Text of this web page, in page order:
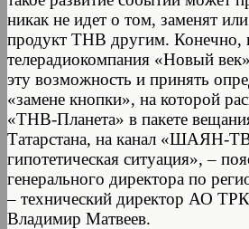
никак не идет о том, заменят
продукт ТНВ другим. Конечно,
телерадиокомпания «Новый
эту возможность и принять
«замене кнопки», на которой
«ТНВ-Планета» в пакете
Татарстана, на канал «ШАЯН-
гипотетическая ситуация», –
генерального директора по
– технический директор АО
Владимир Матвеев.